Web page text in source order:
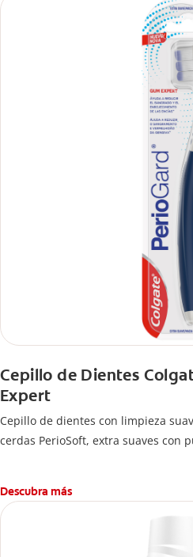
Cepillo de Dientes
Expert
Cepillo de dientes con limpieza
cerdas PerioSoft, extra suaves con
Descubra más